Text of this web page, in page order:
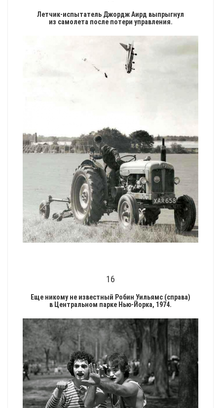
Летчик-испытатель Джордж Аирд выпрыгнул
из самолета после потери управления.
16
Еще никому не известный Робин Уильямс (справа)
в Центральном парке Нью-Йорка, 1974.